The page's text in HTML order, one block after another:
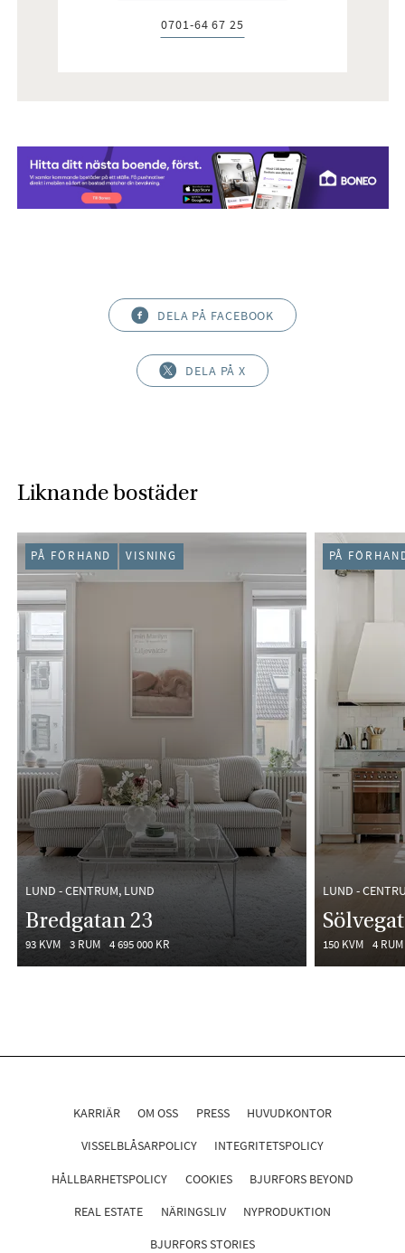
Telefon:
0701-64 67 25
DELA PÅ FACEBOOK
DELA PÅ X
Liknande bostäder
LUND - CENTRUM, LUND
Bredgatan 23
93 KVM 3 RUM 4 695 000 KR
PÅ FÖRHAND VISNING
LUND -
150 KVM 4 RUM
PÅ
KARRIÄR OM OSS PRESS HUVUDKONTOR
VISSELBLÅSARPOLICY INTEGRITETSPOLICY
HÅLLBARHETSPOLICY COOKIES BJURFORS BEYOND
REAL ESTATE NÄRINGSLIV NYPRODUKTION
BJURFORS STORIES